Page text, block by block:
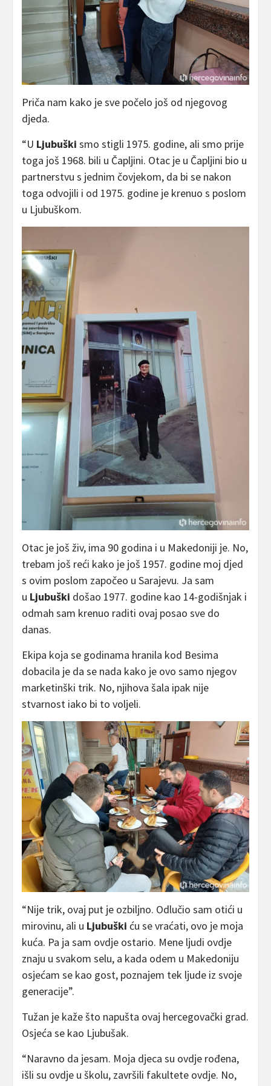
Priča nam kako je sve počelo još od njegovog
djeda.
“U Ljubuški smo stigli 1975. godine, ali smo prije
toga još 1968. bili u Čapljini. Otac je u Čapljini bio u
partnerstvu s jednim čovjekom, da bi se nakon
toga odvojili i od 1975. godine je krenuo s poslom
u Ljubuškom.
Otac je još živ, ima 90 godina i u Makedoniji je. No,
trebam još reći kako je još 1957. godine moj djed
s ovim poslom započeo u Sarajevu. Ja sam
u Ljubuški došao 1977. godine kao 14-godišnjak i
odmah sam krenuo raditi ovaj posao sve do
danas.
Ekipa koja se godinama hranila kod Besima
dobacila je da se nada kako je ovo samo njegov
marketinški trik. No, njihova šala ipak nije
stvarnost iako bi to voljeli.
“Nije trik, ovaj put je ozbiljno. Odlučio sam otići u
mirovinu, ali u Ljubuški ću se vraćati, ovo je moja
kuća. Pa ja sam ovdje ostario. Mene ljudi ovdje
znaju u svakom selu, a kada odem u Makedoniju
osjećam se kao gost, poznajem tek ljude iz svoje
generacije”.
Tužan je kaže što napušta ovaj hercegovački grad.
Osjeća se kao Ljubušak.
“Naravno da jesam. Moja djeca su ovdje rođena,
išli su ovdje u školu, završili fakultete ovdje. No,